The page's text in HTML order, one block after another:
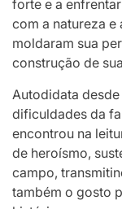
forte e a
com a natureza e
moldaram sua
construção de
Autodidata
dificuldades da
encontrou na
de heroísmo,
campo,
também o gosto